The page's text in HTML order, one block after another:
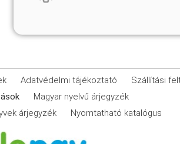
Adatvédelmi tájékoztató
Szállítási
Magyar nyelvű árjegyzék
árjegyzék Nyomtatható katalógus